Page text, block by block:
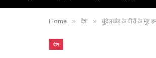
Home » देश » बुंदेलखंड के वीरों के मुंह
देश